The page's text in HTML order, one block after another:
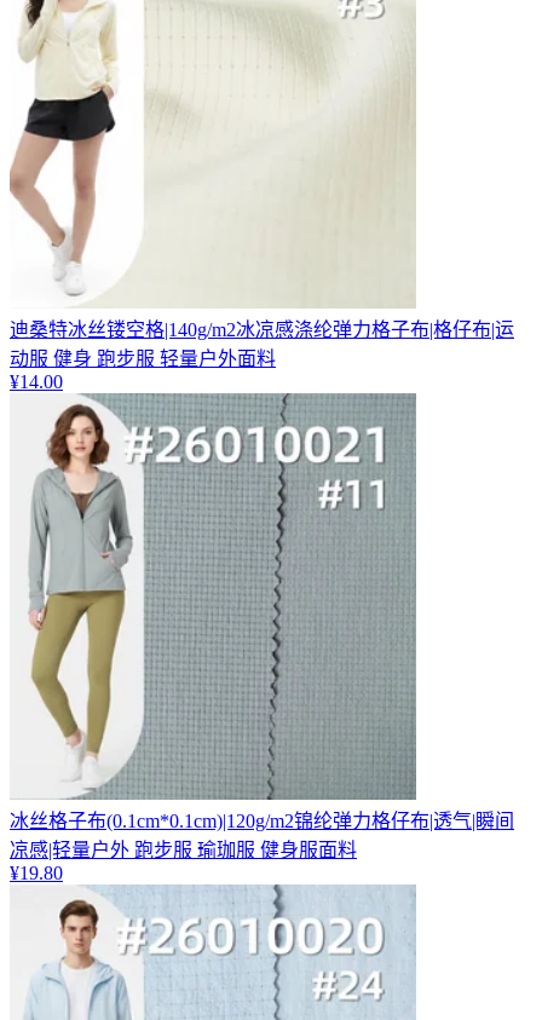
迪桑特冰丝镂空格|140g/m2冰凉感涤纶弹力格子布|格仔布|运
动服 健身 跑步服 轻量户外面料
¥14.00
冰丝格子布(0.1cm*0.1cm)|120g/m2锦纶弹力格仔布|透气|瞬间
凉感|轻量户外 跑步服 瑜珈服 健身服面料
¥19.80